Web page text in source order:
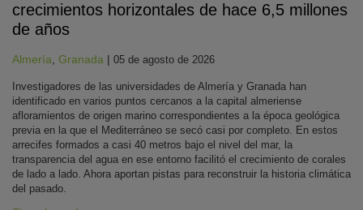
crecimientos horizontales de hace 6,5 millones
de años
Almería Granada | 05 de agosto de 2026
Investigadores de las universidades de Almería y Granada han
identificado en varios puntos cercanos a la capital almeriense
afloramientos de origen marino correspondientes a la época geológica
previa en la que el Mediterráneo se secó casi por completo. En estos
arrecifes formados a casi 40 metros bajo el nivel del mar, la
transparencia del agua en ese entorno facilitó el crecimiento de corales
de lado a lado. Ahora aportan pistas para reconstruir la historia climática
del pasado.